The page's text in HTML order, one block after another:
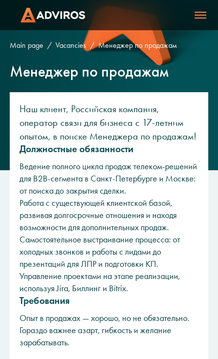
Main page Vacancies Менеджер по продажам
Менеджер по продажам
Наш клиент, Российская компания,
оператор связи для бизнеса с 17-летним
опытом, в поиске Менеджера по продажам!
Должностные обязанности
Ведение полного цикла продаж телеком-решений
для B2B-сегмента в Санкт-Петербурге и Москве:
от поиска до закрытия сделки.
Работа с существующей клиентской базой,
развивая долгосрочные отношения и находя
возможности для дополнительных продаж.
Самостоятельное выстраивание процесса: от
холодных звонков и работы с лидами до
презентаций для ЛПР и подготовки КП.
Управление проектами на этапе реализации,
используя Jira, Биллинг и Bitrix.
Требования
Опыт в продажах — хорошо, но не обязательно.
Гораздо важнее азарт, гибкость и желание
зарабатывать.